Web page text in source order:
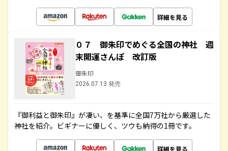
詳細を見る
０７ 御朱印でめぐる全国の神社 週
末開運さんぽ 改訂版
御朱印
2026.07.13 発売
『御利益と御朱印』が凄い、を基準に全国7万社から厳選した
神社を紹介。ビギナーに優しく、ツウも納得の1冊です。
詳細を見る